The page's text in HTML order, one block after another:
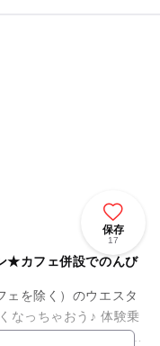
保存
17
★カフェ併設でのんび
ェを除く）のウエスタ
なっちゃおう♪ 体験乗
れ合いを楽しんだあと